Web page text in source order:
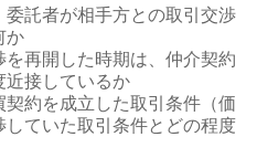
委託者が相手方との取引交渉
か
を再開した時期は、仲介契約
近接しているか
契約を成立した取引条件（価
ていた取引条件とどの程度